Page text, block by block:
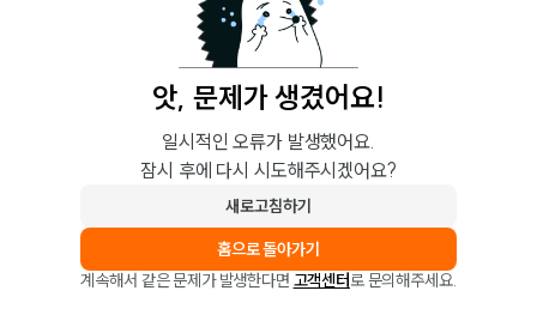
앗, 문제가 생겼어요!
일시적인 오류가 발생했어요.
잠시 후에 다시 시도해주시겠어요?
새로고침하기
홈으로 돌아가기
계속해서 같은 문제가 발생한다면 고객센터로 문의해주세요.